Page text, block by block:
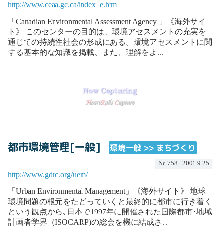
http://www.ceaa.gc.ca/index_e.htm
「Canadian Environmental Assessment Agency 」《海外サイ
ト》 このセンターの目的は、環境アセスメントの充実を
通じての持続性社会の形成にある。環境アセスメントに関
する基本的な知識を掲載、また、理解をよ...
都市環境管理[一般] 環境一般 >> まちづくり
No.758 | 2001.9.25
http://www.gdrc.org/uem/
「Urban Environmental Management」《海外サイト》 地球
環境問題の根元をたどっていくと最終的に都市に行き着く
という観点から､日本で1997年に開催された国際都市･地域
計画者学界（ISOCARP)の総会を機に結成さ...